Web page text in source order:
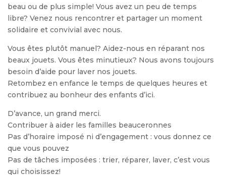
beau ou de plus simple! Vous avez un peu de temps
libre? Venez nous rencontrer et partager un moment
solidaire et convivial avec nous.
Vous êtes plutôt manuel? Aidez-nous en réparant nos
beaux jouets. Vous êtes minutieux? Nous avons toujours
besoin d’aide pour laver nos jouets.
Retombez en enfance le temps de quelques heures et
contribuez au bonheur des enfants d’ici.
D’avance, un grand merci.
Contribuer à aider les familles beauceronnes
Pas d’horaire imposé ni d’engagement : vous donnez ce
que vous pouvez
Pas de tâches imposées : trier, réparer, laver, c’est vous
qui choisissez!